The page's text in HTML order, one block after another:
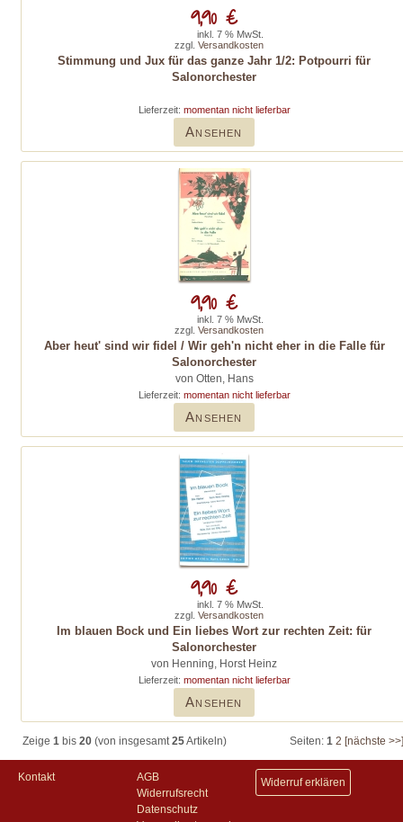
Stimmung und Jux für das ganze Jahr 1/2: Potpourri für
Salonorchester
Lieferzeit: momentan nicht lieferbar
Ansehen
9,90 €
inkl. 7 % MwSt.
zzgl. Versandkosten
Aber heut' sind wir fidel / Wir geh'n nicht eher in die Falle für
Salonorchester
von Otten, Hans
Lieferzeit: momentan nicht lieferbar
Ansehen
9,90 €
inkl. 7 % MwSt.
zzgl. Versandkosten
Im blauen Bock und Ein liebes Wort zur rechten Zeit: für
Salonorchester
von Henning, Horst Heinz
Lieferzeit: momentan nicht lieferbar
Ansehen
9,90 €
inkl. 7 % MwSt.
zzgl. Versandkosten
Zeige 1 bis 20 (von insgesamt25Artikeln) Seiten: 1 2 [nächste >>]
Kontakt
AGB
Widerrufsrecht
Datenschutz
Widerruf erklären